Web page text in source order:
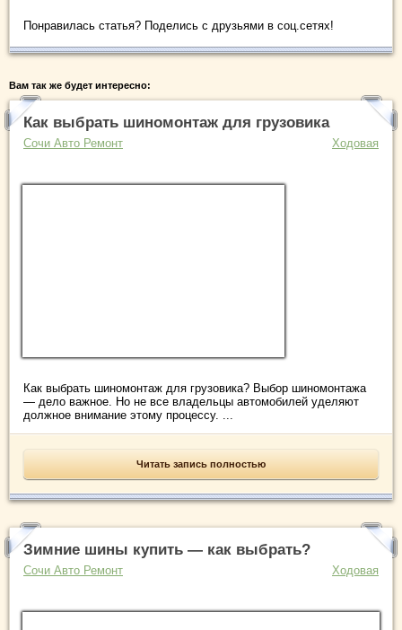
Понравилась статья? Поделись с друзьями в соц.сетях!
Вам так же будет интересно:
Как выбрать шиномонтаж для грузовика
Сочи Авто Ремонт Ходовая
Как выбрать шиномонтаж для грузовика? Выбор шиномонтажа
— дело важное. Но не все владельцы автомобилей уделяют
должное внимание этому процессу. ...
Читать запись полностью
Зимние шины купить — как выбрать?
Сочи Авто Ремонт Ходовая